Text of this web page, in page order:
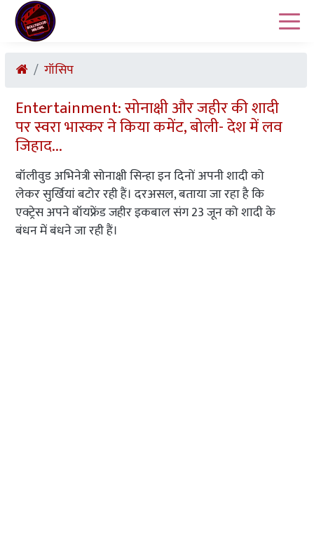
गॉसिप
Entertainment: सोनाक्षी और जहीर की शादी
पर स्वरा भास्कर ने किया कमेंट, बोली- देश में लव
जिहाद...
बॉलीवुड अभिनेत्री सोनाक्षी सिन्हा इन दिनों अपनी शादी को
लेकर सुर्खियां बटोर रही हैं। दरअसल, बताया जा रहा है कि
एक्ट्रेस अपने बॉयफ्रेंड जहीर इकबाल संग 23 जून को शादी के
बंधन में बंधने जा रही हैं।